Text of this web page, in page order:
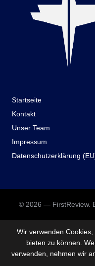
Startseite
Kontakt
Unser Team
Impressum
Datenschutzerklärung
© 2026 — FirstReview.
Wir verwenden
bieten zu können.
verwenden, nehmen wir